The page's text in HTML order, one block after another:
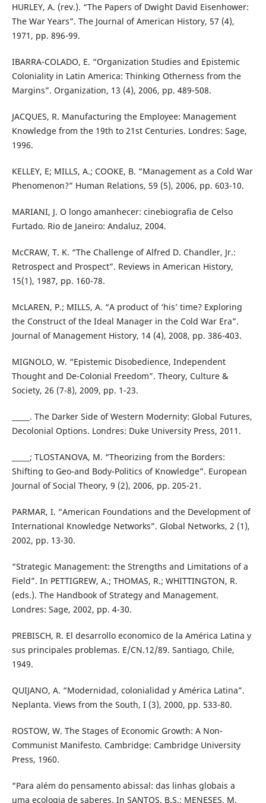
HURLEY, A. (rev.). “The Papers of Dwight David Eisenhower:
The War Years”. The Journal of American History, 57 (4),
1971, pp. 896-99.
IBARRA-COLADO, E. “Organization Studies and Epistemic
Coloniality in Latin America: Thinking Otherness from the
Margins”. Organization, 13 (4), 2006, pp. 489-508.
JACQUES, R. Manufacturing the Employee: Management
Knowledge from the 19th to 21st Centuries. Londres: Sage,
1996.
KELLEY, E; MILLS, A.; COOKE, B. “Management as a Cold War
Phenomenon?” Human Relations, 59 (5), 2006, pp. 603-10.
MARIANI, J. O longo amanhecer: cinebiografia de Celso
Furtado. Rio de Janeiro: Andaluz, 2004.
McCRAW, T. K. “The Challenge of Alfred D. Chandler, Jr.:
Retrospect and Prospect”. Reviews in American History,
15(1), 1987, pp. 160-78.
McLAREN, P.; MILLS, A. “A product of ‘his’ time? Exploring
the Construct of the Ideal Manager in the Cold War Era”.
Journal of Management History, 14 (4), 2008, pp. 386-403.
MIGNOLO, W. “Epistemic Disobedience, Independent
Thought and De-Colonial Freedom”. Theory, Culture &
Society, 26 (7-8), 2009, pp. 1-23.
_____. The Darker Side of Western Modernity: Global Futures,
Decolonial Options. Londres: Duke University Press, 2011.
_____; TLOSTANOVA, M. “Theorizing from the Borders:
Shifting to Geo-and Body-Politics of Knowledge”. European
Journal of Social Theory, 9 (2), 2006, pp. 205-21.
PARMAR, I. “American Foundations and the Development of
International Knowledge Networks”. Global Networks, 2 (1),
2002, pp. 13-30.
“Strategic Management: the Strengths and Limitations of a
Field”. In PETTIGREW, A.; THOMAS, R.; WHITTINGTON, R.
(eds.). The Handbook of Strategy and Management.
Londres: Sage, 2002, pp. 4-30.
PREBISCH, R. El desarrollo economico de la América Latina y
sus principales problemas. E/CN.12/89. Santiago, Chile,
1949.
QUIJANO, A. “Modernidad, colonialidad y América Latina”.
Neplanta. Views from the South, I (3), 2000, pp. 533-80.
ROSTOW, W. The Stages of Economic Growth: A Non-
Communist Manifesto. Cambridge: Cambridge University
Press, 1960.
“Para além do pensamento abissal: das linhas globais a
uma ecologia de saberes. In SANTOS, B.S.; MENESES, M.